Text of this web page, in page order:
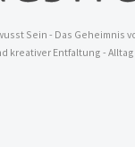
Sein - Das Geheimnis
kreativer Entfaltung -